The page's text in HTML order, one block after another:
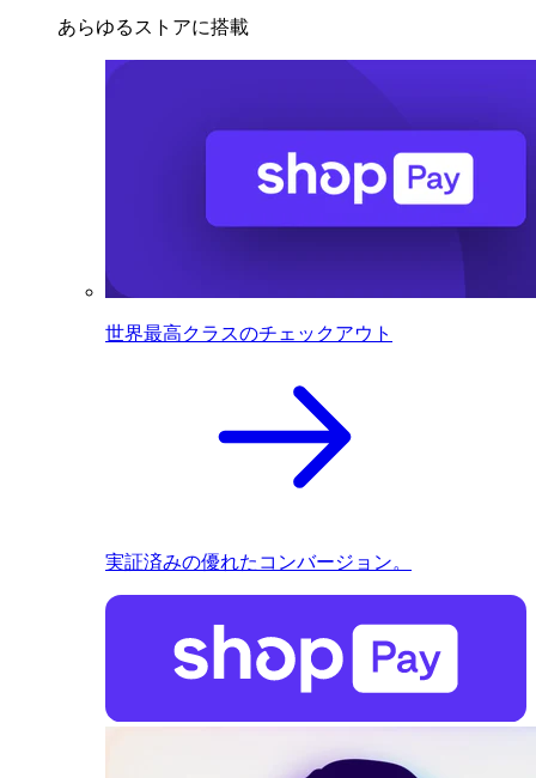
あらゆるストアに搭載
世界最高クラスのチェックアウト
実証済みの優れたコンバージョン。